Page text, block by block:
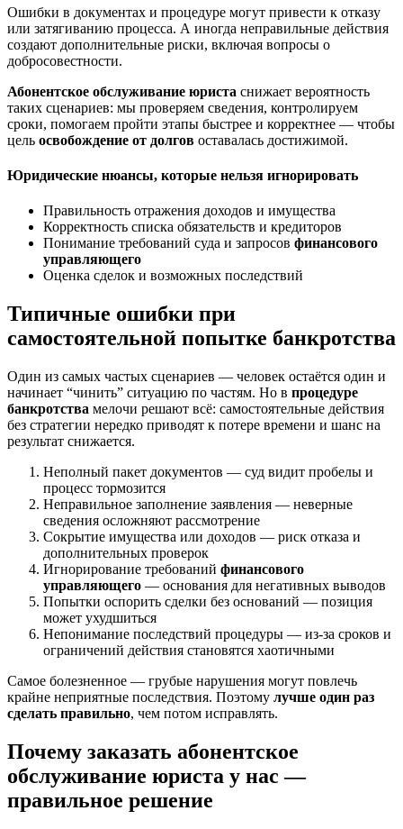
Ошибки в документах и процедуре могут привести к отказу
или затягиванию процесса. А иногда неправильные действия
создают дополнительные риски, включая вопросы о
добросовестности.
Абонентское обслуживание юриста снижает вероятность
таких сценариев: мы проверяем сведения, контролируем
сроки, помогаем пройти этапы быстрее и корректнее — чтобы
цель освобождение от долгов оставалась достижимой.
Юридические нюансы, которые нельзя игнорировать
Правильность отражения доходов и имущества
Корректность списка обязательств и кредиторов
Понимание требований суда и запросов финансового
управляющего
Оценка сделок и возможных последствий
Типичные ошибки при
самостоятельной попытке банкротства
Один из самых частых сценариев — человек остаётся один и
начинает “чинить” ситуацию по частям. Но в процедуре
банкротства мелочи решают всё: самостоятельные действия
без стратегии нередко приводят к потере времени и шанс на
результат снижается.
Неполный пакет документов — суд видит пробелы и
процесс тормозится
Неправильное заполнение заявления — неверные
сведения осложняют рассмотрение
Сокрытие имущества или доходов — риск отказа и
дополнительных проверок
Игнорирование требований финансового
управляющего — основания для негативных выводов
Попытки оспорить сделки без оснований — позиция
может ухудшиться
Непонимание последствий процедуры — из-за сроков и
ограничений действия становятся хаотичными
Самое болезненное — грубые нарушения могут повлечь
крайне неприятные последствия. Поэтому лучше один раз
сделать правильно, чем потом исправлять.
Почему заказать абонентское
обслуживание юриста у нас —
правильное решение